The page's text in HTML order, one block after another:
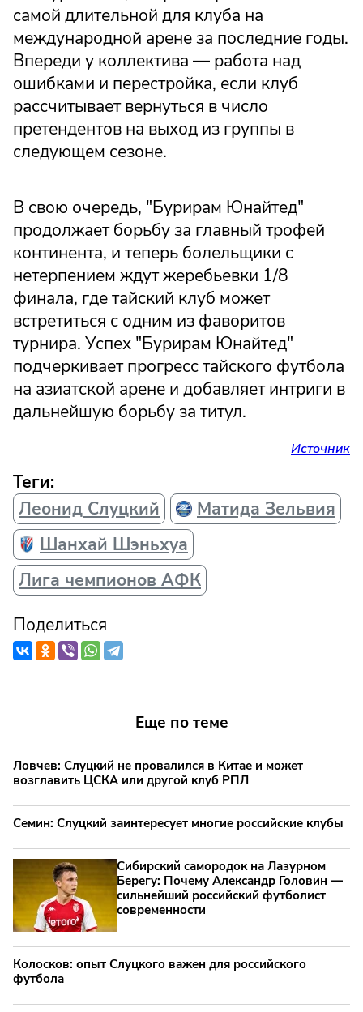
самой длительной для клуба на
международной арене за последние годы.
Впереди у коллектива — работа над
ошибками и перестройка, если клуб
рассчитывает вернуться в число
претендентов на выход из группы в
следующем сезоне.
В свою очередь, "Бурирам Юнайтед"
продолжает борьбу за главный трофей
континента, и теперь болельщики с
нетерпением ждут жеребьевки 1/8
финала, где тайский клуб может
встретиться с одним из фаворитов
турнира. Успех "Бурирам Юнайтед"
подчеркивает прогресс тайского футбола
на азиатской арене и добавляет интриги в
дальнейшую борьбу за титул.
Источник
Теги:
Леонид Слуцкий
Матида Зельвия
Шанхай Шэньхуа
Лига чемпионов АФК
Поделиться
Еще по теме
Ловчев: Слуцкий не провалился в Китае и может
возглавить ЦСКА или другой клуб РПЛ
Семин: Слуцкий заинтересует многие российские клубы
Сибирский самородок на Лазурном
Берегу: Почему Александр Головин —
сильнейший российский футболист
современности
Колосков: опыт Слуцкого важен для российского
футбола